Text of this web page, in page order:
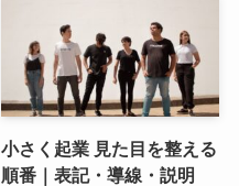
小さく起業 見た目を整える
順番｜表記・導線・説明